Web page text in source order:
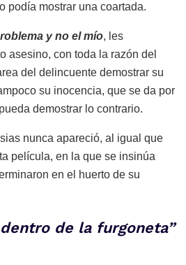
podía mostrar una coartada.
y no el mío, les
asesino, con toda la razón del
del delincuente demostrar su
su inocencia, que se da por
demostrar lo contrario.
nunca apareció, al igual que
película, en la que se insinúa
en el huerto de su
de la furgoneta”